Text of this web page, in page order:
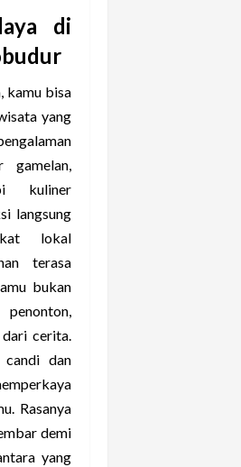
di
kamu bisa
yang
gamelan,
kuliner
langsung
lokal
terasa
bukan
cerita.
candi dan
Rasanya
demi
yang